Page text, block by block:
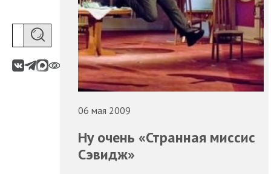
06 мая 2009
Ну очень «Странная миссис
Сэвидж»